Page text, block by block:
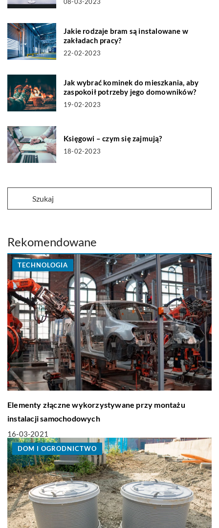
Jakie rodzaje bram są instalowane w
zakładach pracy?
22-02-2023
Jak wybrać kominek do mieszkania, aby
zaspokoił potrzeby jego domowników?
19-02-2023
Księgowi – czym się zajmują?
18-02-2023
Rekomendowane
TECHNOLOGIA
Elementy złączne wykorzystywane przy montażu
instalacji samochodowych
16-03-2021
DOM I OGRODNICTWO